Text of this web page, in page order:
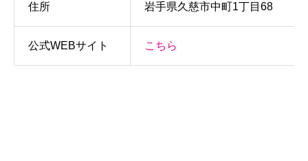
住所 岩手県久慈市中町1丁目68
公式WEBサイト こちら